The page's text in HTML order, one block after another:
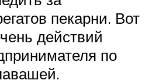
пекарни. Вот
действий
по